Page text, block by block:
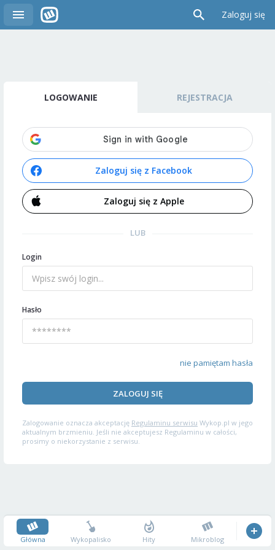
Zaloguj się
LOGOWANIE REJESTRACJA
Zaloguj się z Facebook
Zaloguj się z Apple
LUB
Login
Hasło
nie pamiętam hasła
ZALOGUJ SIĘ
Zalogowanie oznacza akceptację Regulaminu serwisu Wykop.pl w jego
aktualnym brzmieniu. Jeśli nie akceptujesz Regulaminu w całości,
prosimy o niekorzystanie z serwisu.
Główna Wykopalisko Hity Mikroblog